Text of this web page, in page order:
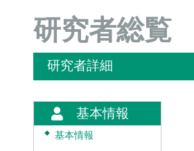
研究者総覧
研究者詳細
基本情報
◆ 基本情報